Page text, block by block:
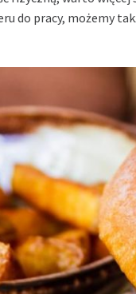
do pracy, możemy